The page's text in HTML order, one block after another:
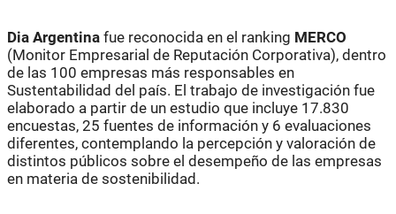
Dia Argentina fue reconocida en el ranking MERCO
(Monitor Empresarial de Reputación Corporativa), dentro
de las 100 empresas más responsables en
Sustentabilidad del país. El trabajo de investigación fue
elaborado a partir de un estudio que incluye 17.830
encuestas, 25 fuentes de información y 6 evaluaciones
diferentes, contemplando la percepción y valoración de
distintos públicos sobre el desempeño de las empresas
en materia de sostenibilidad.